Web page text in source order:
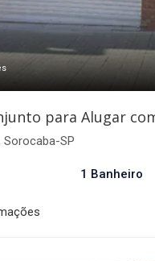
para Alugar
Sorocaba-SP
1 Banheiro